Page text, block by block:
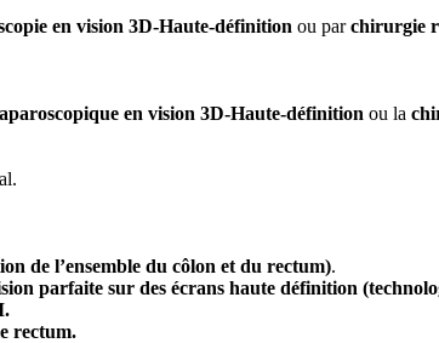
en vision 3D-Haute-définition ou parchirurgie
en vision 3D-Haute-définition ou la
de l’ensemble du côlon et du rectum).
parfaite sur des écrans haute définition
rectum.